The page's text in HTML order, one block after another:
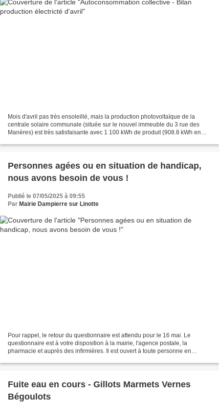
Mois d'avril pas très ensoleillé, mais la production photovoltaïque de la
centrale solaire communale (située sur le nouvel immeuble du 3 rue des
Manères) est très satisfaisante avec 1 100 kWh de produit (908.8 kWh en
Personnes agées ou en situation de handicap,
nous avons besoin de vous !
Publié le 07/05/2025 à 09:55
Par Mairie Dampierre sur Linotte
Pour rappel, le retour du questionnaire est attendu pour le 16 mai. Le
questionnaire est à votre disposition à la mairie, l'agence postale, la
pharmacie et auprès des infirmières. Il est ouvert à toute personne en
Fuite eau en cours - Gillots Marmets Vernes
Bégoulots